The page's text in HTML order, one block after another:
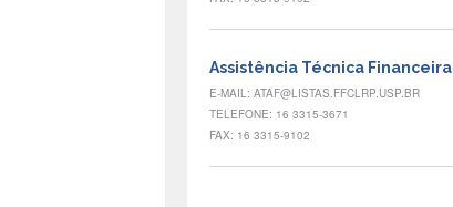
Assistência Técnica Financeira
E-MAIL: ATAF@LISTAS.FFCLRP.USP.BR
TELEFONE: 16 3315-3671
FAX: 16 3315-9102